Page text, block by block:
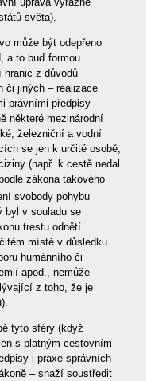
světa).
může být odepřeno
a to buď formou
hranic z důvodů
či jiných – realizace
právními předpisy
některé mezinárodní
železniční a vodní
se jen k určité osobě,
(např. k cestě nedal
zákona takového
svobody pohybu
byl v souladu se
trestu odnětí
místě v důsledku
humánního či
apod., nemůže
z toho, že je
tyto sféry (když
s platným cestovním
i praxe správních
– snaží soustředit